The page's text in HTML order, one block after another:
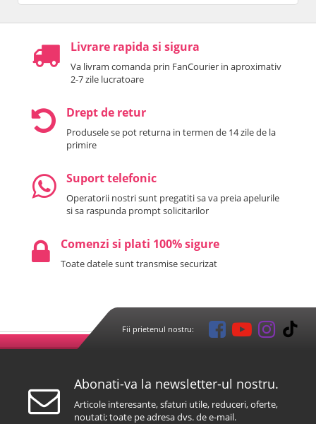
Livrare rapida si sigura
Va livram comanda prin FanCourier in aproximativ
2-7 zile lucratoare
Drept de retur
Produsele se pot returna in termen de 14 zile de la
primire
Suport telefonic
Operatorii nostri sunt pregatiti sa va preia apelurile
si sa raspunda prompt solicitarilor
Comenzi si plati 100% sigure
Toate datele sunt transmise securizat
Fii prietenul nostru:
Abonati-va la newsletter-ul nostru.
Articole interesante, sfaturi utile, reduceri, oferte,
noutati; toate pe adresa dvs. de e-mail.